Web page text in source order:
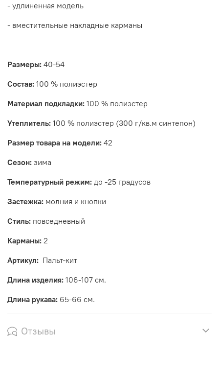
- удлиненная модель
- вместительные накладные карманы
Размеры: 40-54
Состав: 100 % полиэстер
Материал подкладки: 100 % полиэстер
Утеплитель: 100 % полиэстер (300 г/кв.м синтепон)
Размер товара на модели: 42
Сезон: зима
Температурный режим: до -25 градусов
Застежка: молния и кнопки
Стиль: повседневный
Карманы: 2
Артикул: Пальт-кит
Длина изделия: 106-107 см.
Длина рукава: 65-66 см.
Отзывы